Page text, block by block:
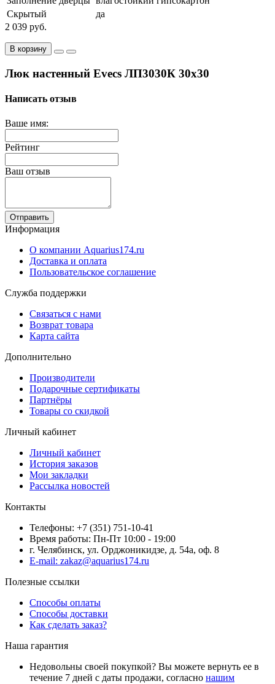
Скрытый
да
2 039 руб.
В корзину
Люк настенный Evecs ЛП3030К 30x30
Написать отзыв
Ваше имя:
Рейтинг
Ваш отзыв
Отправить
Информация
О компании Aquarius174.ru
Доставка и оплата
Пользовательское соглашение
Служба поддержки
Связаться с нами
Возврат товара
Карта сайта
Дополнительно
Производители
Подарочные сертификаты
Партнёры
Товары со скидкой
Личный кабинет
Личный кабинет
История заказов
Мои закладки
Рассылка новостей
Контакты
Телефоны: +7 (351) 751-10-41
Время работы: Пн-Пт 10:00 - 19:00
г. Челябинск, ул. Орджоникидзе, д. 54а, оф. 8
E-mail: zakaz@aquarius174.ru
Полезные ссылки
Способы оплаты
Способы доставки
Как сделать заказ?
Наша гарантия
Недовольны своей покупкой? Вы можете вернуть ее в
течение 7 дней с даты продажи, согласно нашим